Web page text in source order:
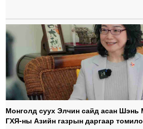
Монголд суух Элчин сайд асан
ГХЯ-ны Азийн газрын даргаар